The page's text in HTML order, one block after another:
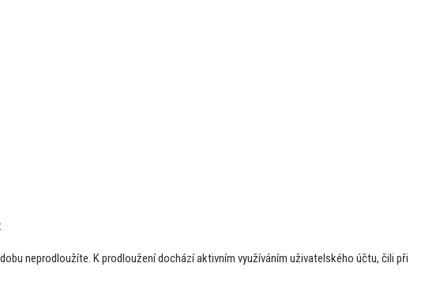
neprodloužíte. K prodloužení dochází aktivním využíváním uživatelského účtu, čili při